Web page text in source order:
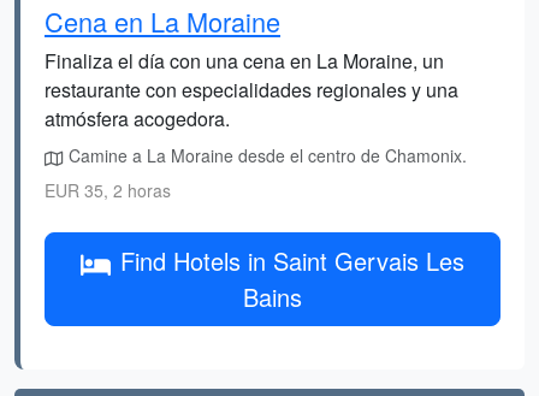
Cena en La Moraine
Finaliza el día con una cena en La Moraine, un
restaurante con especialidades regionales y una
atmósfera acogedora.
Camine a La Moraine desde el centro de Chamonix.
EUR 35, 2 horas
Find Hotels in Saint Gervais Les
Bains